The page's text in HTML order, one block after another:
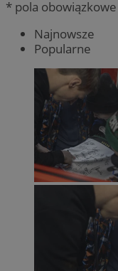
* pola obowiązkowe
Najnowsze
Popularne